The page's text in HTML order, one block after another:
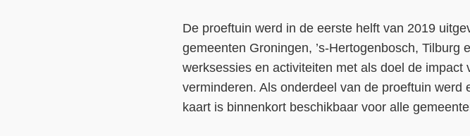
De proeftuin werd in de eerste helft van 2019
gemeenten Groningen, ’s-Hertogenbosch, Tilburg
werksessies en activiteiten met als doel de
verminderen. Als onderdeel van de proeftuin werd
kaart is binnenkort beschikbaar voor alle